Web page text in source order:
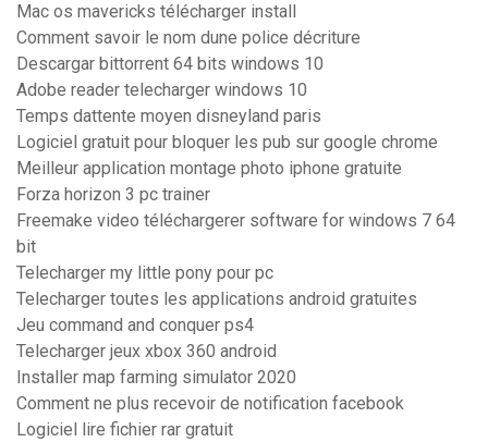
Mac os mavericks télécharger install
Comment savoir le nom dune police décriture
Descargar bittorrent 64 bits windows 10
Adobe reader telecharger windows 10
Temps dattente moyen disneyland paris
Logiciel gratuit pour bloquer les pub sur google chrome
Meilleur application montage photo iphone gratuite
Forza horizon 3 pc trainer
Freemake video téléchargerer software for windows 7 64
bit
Telecharger my little pony pour pc
Telecharger toutes les applications android gratuites
Jeu command and conquer ps4
Telecharger jeux xbox 360 android
Installer map farming simulator 2020
Comment ne plus recevoir de notification facebook
Logiciel lire fichier rar gratuit